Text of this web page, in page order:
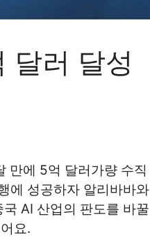
러 달성
만에 5억 달러가량 수직
에 성공하자 알리바바와
AI 산업의 판도를 바꿀
요.